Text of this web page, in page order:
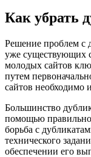
Как убрать
Решение проблем с
уже существующих
молодых сайтов
путем
сайтов необходимо
Большинство
помощью
борьба с
технического
обеспечении его